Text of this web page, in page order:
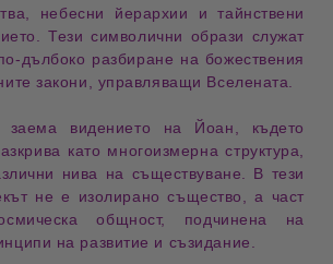
небесни йерархии итайнствени
. Тези символични образи служат
дълбоко разбиране на божествения
закони, управляващи Вселената.
заема видението на Йоан , където
като многоизмерна структура,
нива на съществуване. В тези
не е изолирано същество, а част
общност, подчинена на
на развитие и съзидание.